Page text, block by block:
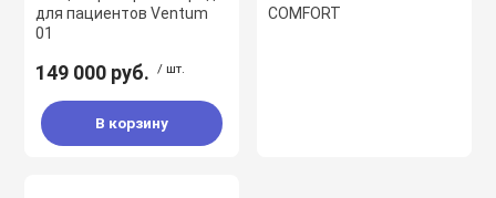
шприцевые и
насосы
для пациентов Ventum
01
149 000 руб. / шт.
В корзину
COMFORT